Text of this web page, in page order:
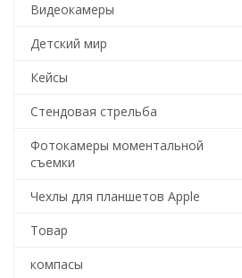
Видеокамеры
Детский мир
Кейсы
Стендовая стрельба
Фотокамеры моментальной
съемки
Чехлы для планшетов Apple
Товар
компасы